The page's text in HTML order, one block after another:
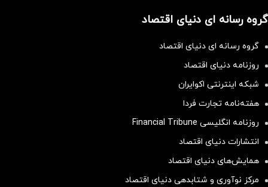
گروه رسانه ای دنیای اقتصاد
گروه رسانه ای دنیای اقتصاد
روزنامه دنیای اقتصاد
شبکه اینترنتی اکوایران
هفته‌نامه تجارت فردا
روزنامه انگلیسی Financial Tribune
انتشارات دنیای اقتصاد
همایش‌های دنیای اقتصاد
مرکز نوآوری و شتابدهی دنیای اقتصاد